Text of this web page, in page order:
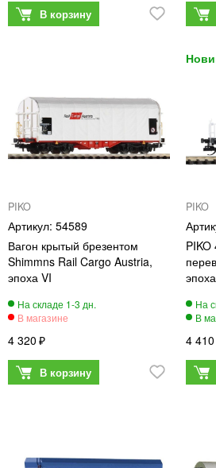
PIKO
54589
Вагон крытый брезентом
Shimmns Rail Cargo Austria,
эпоха VI
4 320
PIKO
4 410